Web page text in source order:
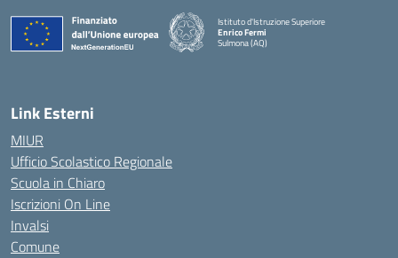
Istituto d'Istruzione Superiore
Enrico Fermi
Sulmona (AQ)
— Visita la pagina iniziale della scuola
Link Esterni
MIUR
Ufficio Scolastico Regionale
Scuola in Chiaro
Iscrizioni On Line
Invalsi
Comune